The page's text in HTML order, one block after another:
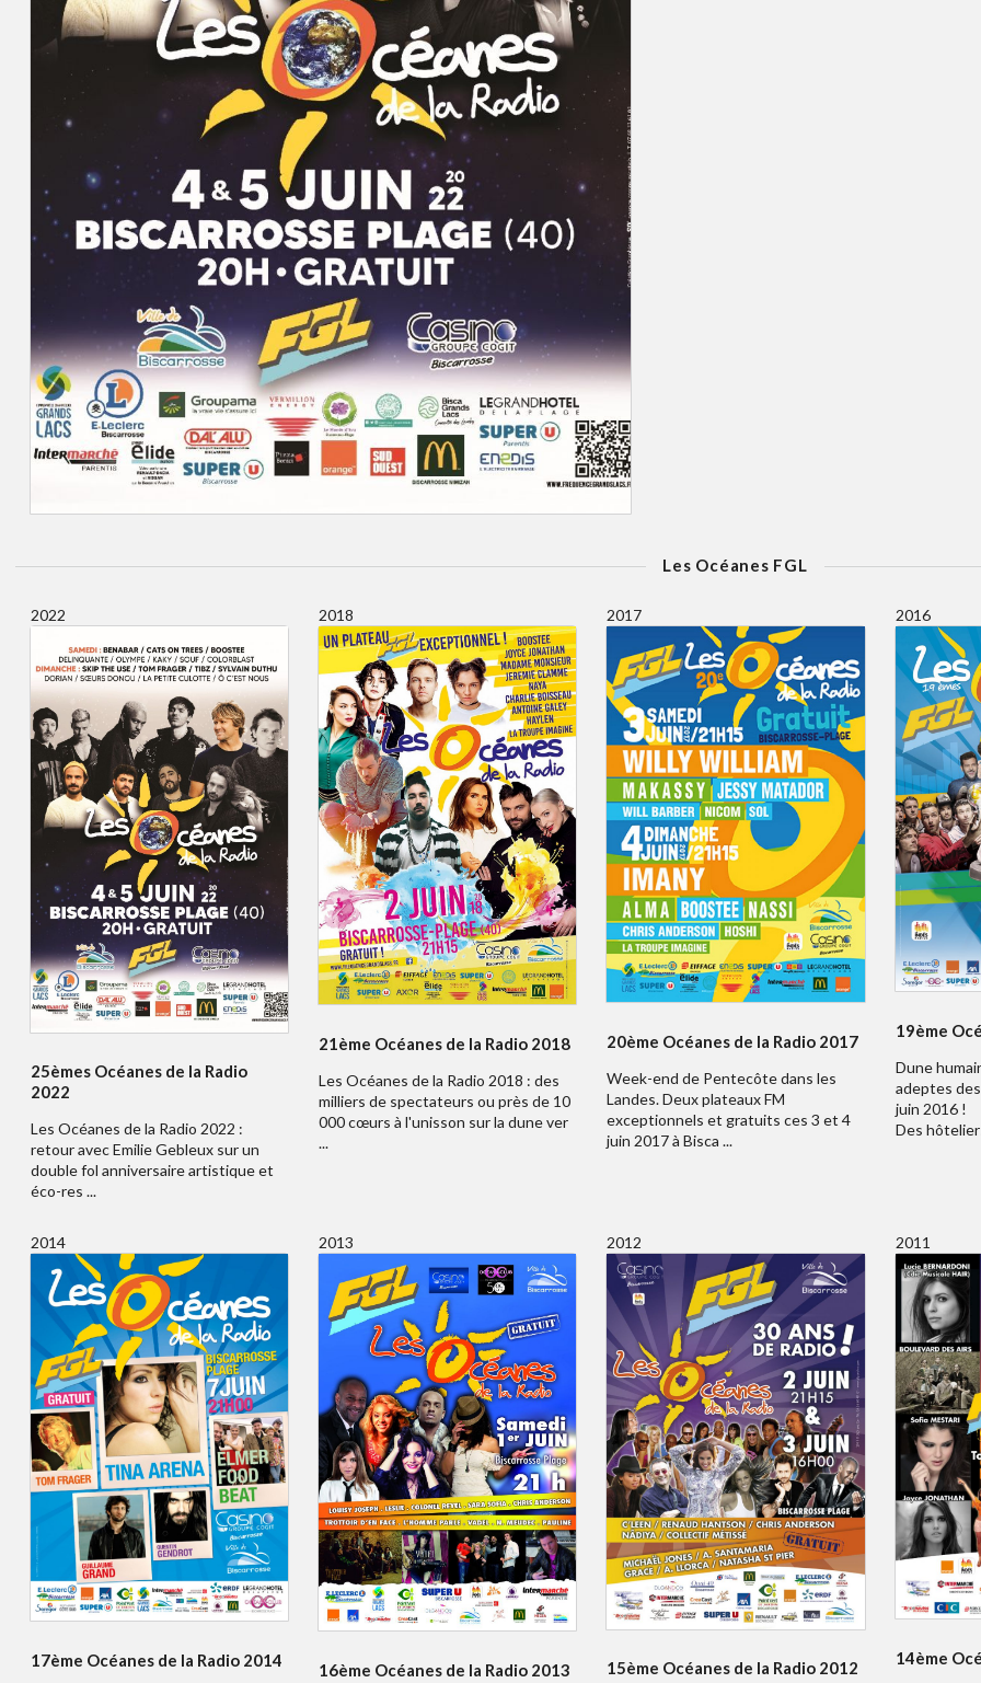
Les Océanes FGL
2022
25èmes Océanes de la Radio
2022
Les Océanes de la Radio 2022 :
retour avec Emilie Gebleux sur un
double fol anniversaire artistique et
éco-res ...
2018
21ème Océanes de la Radio 2018
Les Océanes de la Radio 2018 : des
milliers de spectateurs ou près de 10
000 cœurs à l'unisson sur la dune ver
...
2017
20ème Océanes de la Radio 2017
Week-end de Pentecôte dans les
Landes. Deux plateaux FM
exceptionnels et gratuits ces 3 et 4
juin 2017 à Bisca ...
2016
19ème
Dune
adeptes
juin 2016 !
Des
2014
17ème Océanes de la Radio 2014
2013
16ème Océanes de la Radio 2013
2012
15ème Océanes de la Radio 2012
2011
14ème